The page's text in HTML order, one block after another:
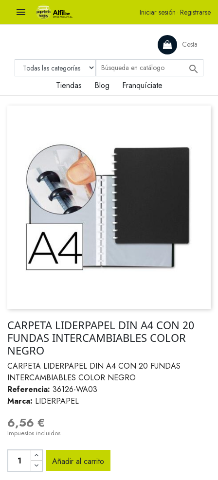
 Iniciar sesión · Registrarse
Cesta

Tiendas Blog Franquíciate
CARPETA LIDERPAPEL DIN A4 CON 20
FUNDAS INTERCAMBIABLES COLOR
NEGRO
CARPETA LIDERPAPEL DIN A4 CON 20 FUNDAS
INTERCAMBIABLES COLOR NEGRO
Referencia: 36126-WA03
Marca: LIDERPAPEL
6,56 €
Impuestos incluidos
Añadir al carrito